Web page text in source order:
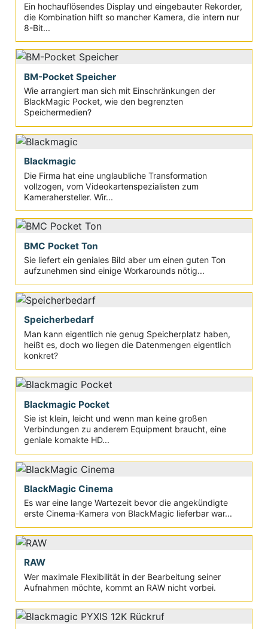
Ein hochauflösendes Display und eingebauter Rekorder,
die Kombination hilft so mancher Kamera, die intern nur
8-Bit...
BM-Pocket Speicher
Wie arrangiert man sich mit Einschränkungen der
BlackMagic Pocket, wie den begrenzten
Speichermedien?
Blackmagic
Die Firma hat eine unglaubliche Transformation
vollzogen, vom Videokartenspezialisten zum
Kamerahersteller. Wir...
BMC Pocket Ton
Sie liefert ein geniales Bild aber um einen guten Ton
aufzunehmen sind einige Workarounds nötig...
Speicherbedarf
Man kann eigentlich nie genug Speicherplatz haben,
heißt es, doch wo liegen die Datenmengen eigentlich
konkret?
Blackmagic Pocket
Sie ist klein, leicht und wenn man keine großen
Verbindungen zu anderem Equipment braucht, eine
geniale komakte HD...
BlackMagic Cinema
Es war eine lange Wartezeit bevor die angekündigte
erste Cinema-Kamera von BlackMagic lieferbar war...
RAW
Wer maximale Flexibilität in der Bearbeitung seiner
Aufnahmen möchte, kommt an RAW nicht vorbei.